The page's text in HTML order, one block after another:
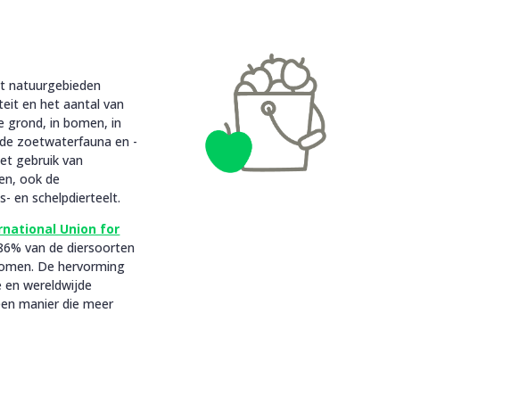
natuurgebieden
en het aantal van
grond, in bomen, in
zoetwaterfauna en -
gebruik van
ook de
en schelpdierteelt.
Union for
van de diersoorten
De hervorming
wereldwijde
manier die meer